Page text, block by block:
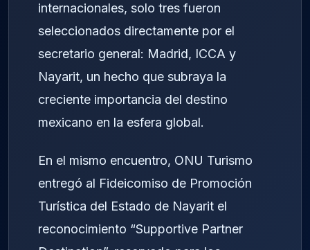
internacionales, solo tres fueron
seleccionados directamente por el
secretario general: Madrid, ICCA y
Nayarit, un hecho que subraya la
creciente importancia del destino
mexicano en la esfera global.
En el mismo encuentro, ONU Turismo
entregó al Fideicomiso de Promoción
Turística del Estado de Nayarit el
reconocimiento “Supportive Partner